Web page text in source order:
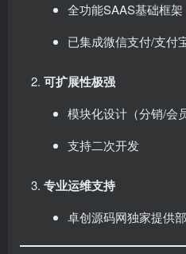
全功能SAAS基础框架
已集成微信支付/支付
可扩展性极强
模块化设计（分销/会
支持二次开发
专业运维支持
卓创源码网独家提供